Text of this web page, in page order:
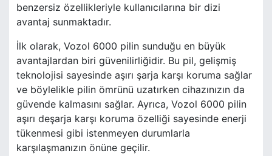
benzersiz özellikleriyle kullanıcılarına bir dizi
avantaj sunmaktadır.
İlk olarak, Vozol 6000 pilin sunduğu en büyük
avantajlardan biri güvenilirliğidir. Bu pil, gelişmiş
teknolojisi sayesinde aşırı şarja karşı koruma sağlar
ve böylelikle pilin ömrünü uzatırken cihazınızın da
güvende kalmasını sağlar. Ayrıca, Vozol 6000 pilin
aşırı deşarja karşı koruma özelliği sayesinde enerji
tükenmesi gibi istenmeyen durumlarla
karşılaşmanızın önüne geçilir.